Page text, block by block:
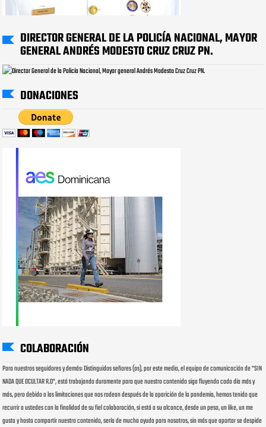
DIRECTOR GENERAL DE LA POLICÍA NACIONAL, MAYOR
GENERAL ANDRÉS MODESTO CRUZ CRUZ PN.
DONACIONES
COLABORACIÓN
Para nuestros seguidores y demás: Distinguidos señores (as), por este medio, el equipo de comunicación de "SIN
NADA QUE OCULTAR R.D", está trabajando duramente para que nuestro contenido siga fluyendo cada día más y
más, pero debido a las limitaciones que nos rodean después de la aparición de la pandemia, hemos tenido que
recurrir a ustedes con la finalidad de su fiel colaboración, si está a su alcance, desde un peso, un like, un me
gusta y hasta compartir nuestro contenido, sería de mucha ayuda para nosotros, sin más que aportar se despide